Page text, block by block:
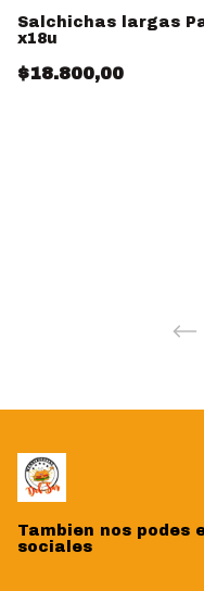
Salchichas largas
x18u
$18.800,00
Tambien nos podes
sociales